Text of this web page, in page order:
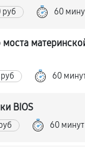
руб 60
60
BIOS
60 минут